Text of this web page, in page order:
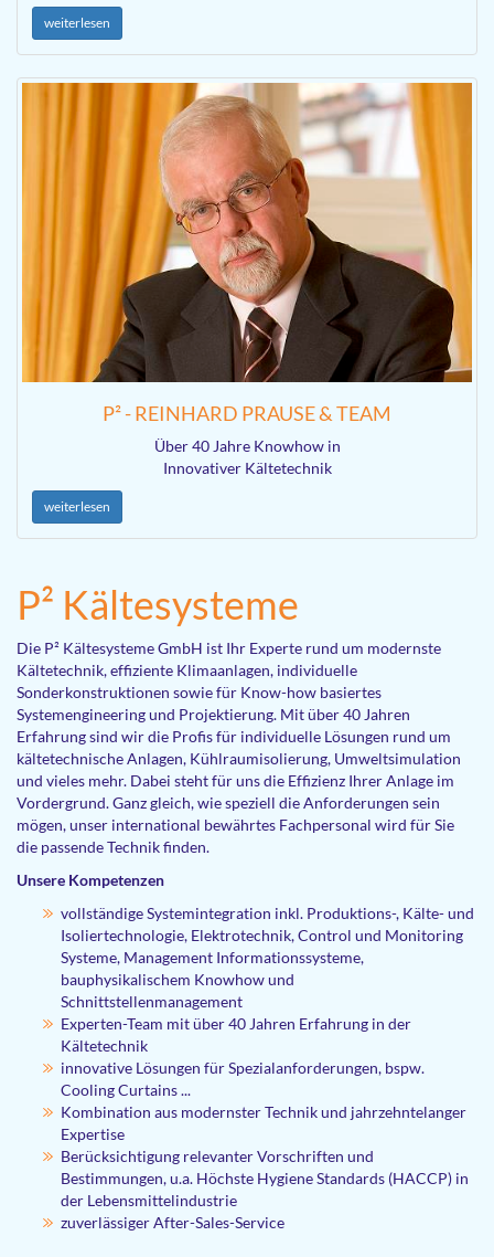
weiterlesen
P² - REINHARD PRAUSE & TEAM
Über 40 Jahre Knowhow in
Innovativer Kältetechnik
weiterlesen
P² Kältesysteme
Die P² Kältesysteme GmbH ist Ihr Experte rund um modernste
Kältetechnik, effiziente Klimaanlagen, individuelle
Sonderkonstruktionen sowie für Know-how basiertes
Systemengineering und Projektierung. Mit über 40 Jahren
Erfahrung sind wir die Profis für individuelle Lösungen rund um
kältetechnische Anlagen, Kühlraumisolierung, Umweltsimulation
und vieles mehr. Dabei steht für uns die Effizienz Ihrer Anlage im
Vordergrund. Ganz gleich, wie speziell die Anforderungen sein
mögen, unser international bewährtes Fachpersonal wird für Sie
die passende Technik finden.
Unsere Kompetenzen
vollständige Systemintegration inkl. Produktions-, Kälte- und
Isoliertechnologie, Elektrotechnik, Control und Monitoring
Systeme, Management Informationssysteme,
bauphysikalischem Knowhow und
Schnittstellenmanagement
Experten-Team mit über 40 Jahren Erfahrung in der
Kältetechnik
innovative Lösungen für Spezialanforderungen, bspw.
Cooling Curtains ...
Kombination aus modernster Technik und jahrzehntelanger
Expertise
Berücksichtigung relevanter Vorschriften und
Bestimmungen, u.a. Höchste Hygiene Standards (HACCP) in
der Lebensmittelindustrie
zuverlässiger After-Sales-Service